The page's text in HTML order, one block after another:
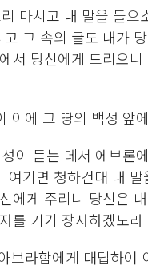
마시고 내 말을 들으
고 그 속의 굴도 내가
서 당신에게 드리오
이에 그 땅의 백성 앞
이 듣는 데서 에브론
여기면 청하건대 내
에게 주리니 당신은
를 거기 장사하겠노라
브라함에게 대답하여